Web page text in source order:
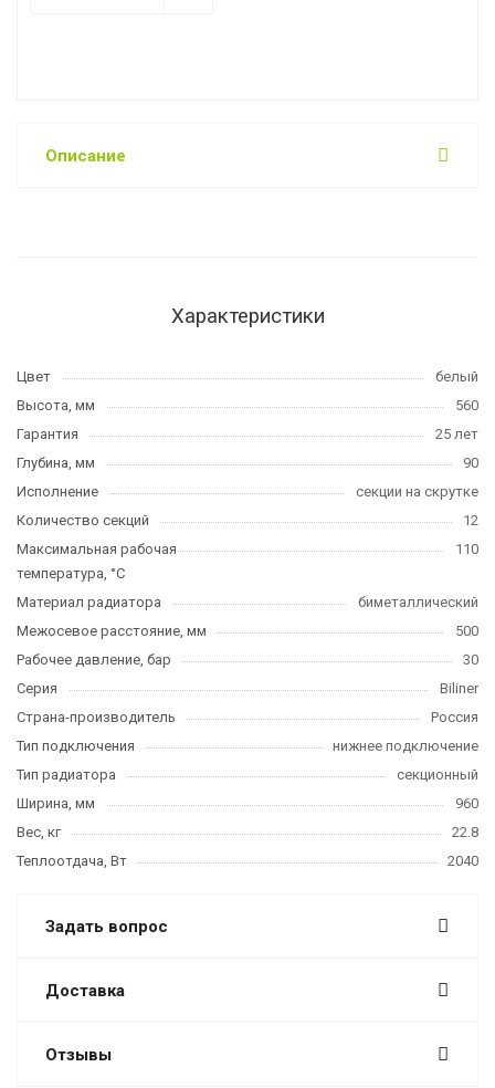
Описание
Характеристики
Цвет
белый
Высота, мм
560
Гарантия
25 лет
Глубина, мм
90
Исполнение
секции на скрутке
Количество секций
12
Максимальная рабочая
температура, °C
110
Материал радиатора
биметаллический
Межосевое расстояние, мм
500
Рабочее давление, бар
30
Серия
Biliner
Страна-производитель
Россия
Тип подключения
нижнее подключение
Тип радиатора
секционный
Ширина, мм
960
Вес, кг
22.8
Теплоотдача, Вт
2040
Задать вопрос
Доставка
Отзывы